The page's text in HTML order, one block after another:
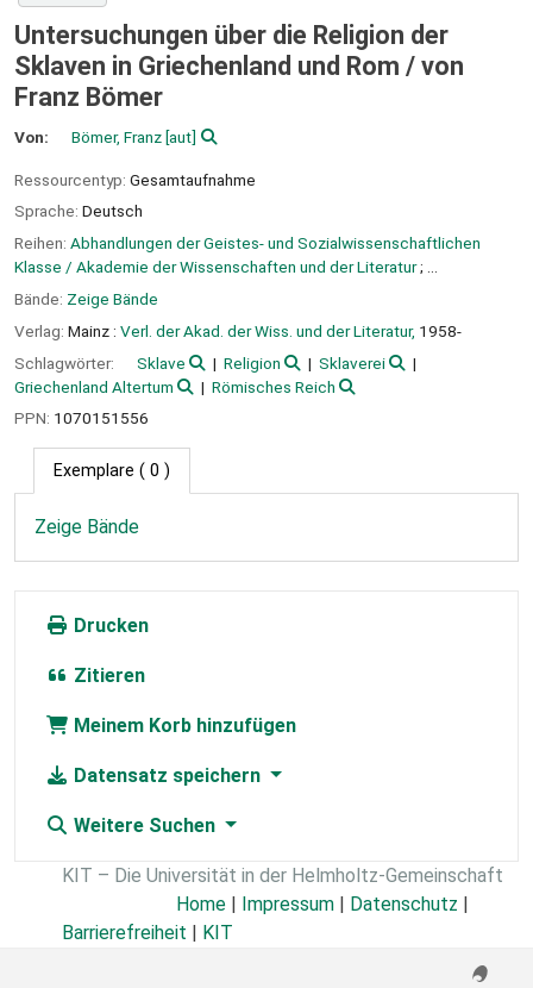
Untersuchungen über die Religion der
Sklaven in Griechenland und Rom / von
Franz Bömer
Von: Bömer, Franz[aut]
Ressourcentyp: Gesamtaufnahme
Sprache: Deutsch
Reihen: Abhandlungen der Geistes- und Sozialwissenschaftlichen
Klasse / Akademie der Wissenschaften und der Literatur; ...
Bände: Zeige Bände
Verlag: Mainz : Verl. der Akad. der Wiss. und der Literatur, 1958-
Schlagwörter:
Sklave Religion
Sklaverei
Griechenland Altertum
Römisches Reich
PPN: 1070151556
Exemplare ( 0 )
Zeige Bände
Drucken
Zitieren
Meinem Korb hinzufügen
Datensatz speichern
Weitere Suchen
KIT – Die Universität in der Helmholtz-Gemeinschaft
Home | Impressum | Datenschutz |
Barrierefreiheit | KIT